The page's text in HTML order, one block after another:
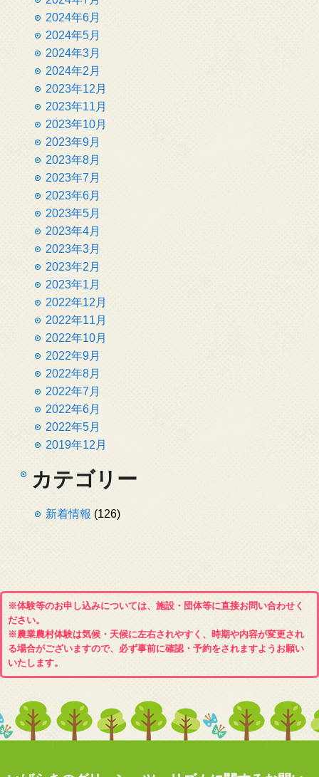
2024年6月
2024年5月
2024年3月
2024年2月
2023年12月
2023年11月
2023年10月
2023年9月
2023年8月
2023年7月
2023年6月
2023年5月
2023年4月
2023年3月
2023年2月
2023年1月
2022年12月
2022年11月
2022年10月
2022年9月
2022年8月
2022年7月
2022年6月
2022年5月
2019年12月
カテゴリー
新着情報 (126)
※体験等のお申し込みについては、施設・団体等に直接お問い合わせく
ださい。
※農業農村体験は気候・天候に左右されやすく、時期や内容が変更され
る場合がございますので、必ず事前に確認・予約をされますようお願い
いたします。